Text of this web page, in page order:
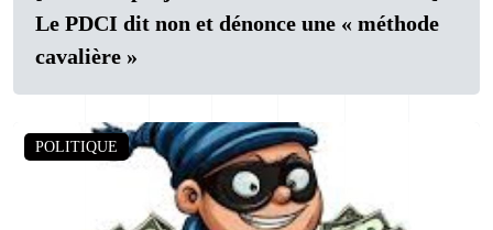
Le PDCI dit non et dénonce une « méthode
cavalière »
POLITIQUE